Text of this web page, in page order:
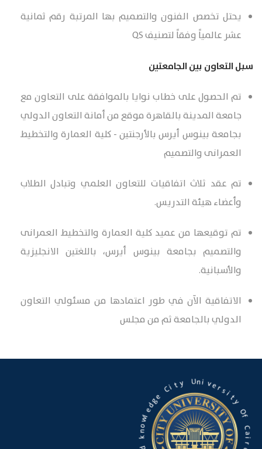
يحتل تخصص الفنون والتصميم بها المرتبة رقم ثمانية
عشر عالمياً وفقاً لتصنيف QS
سبل التعاون بين الجامعتين
تم الحصول على خطاب نوايا بالموافقة على التعاون مع
جامعة المدينة بالقاهرة موقع من أمانة التعاون الدولي
بجامعة بينوس أيرس بالأرجنتين - كلية العمارة والتخطيط
العمرانى والتصميم
تم عقد ثلاث اتفاقيات للتعاون العلمي وتبادل الطلاب
وأعضاء هيئة التدريس.
تم توقيعها من عميد كلية العمارة والتخطيط العمرانى
والتصميم بجامعة بينوس أيرس، باللغتين الانجليزية
والأسبانية.
الاتفاقية الآن في طور اعتمادها من مسئولي التعاون
الدولي بالجامعة ثم من مجلس
City U ni v ersity
Of
a
i
o
n
o
w
l
e
d
g
e